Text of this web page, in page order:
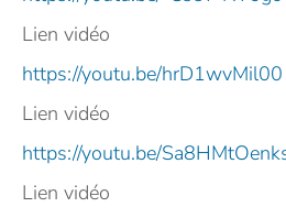
Lien vidéo
https://youtu.be/hrD1wvMil00
Lien vidéo
https://youtu.be/
Lien vidéo